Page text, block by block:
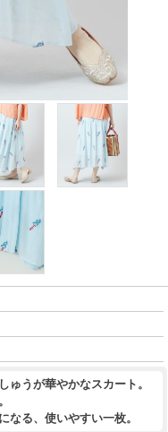
ゅうが華やかなスカート。
なる、使いやすい一枚。